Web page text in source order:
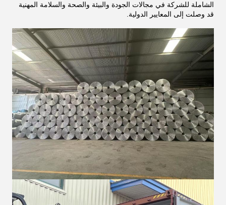
الشاملة للشركة في مجالات الجودة والبيئة والصحة والسلامة المهنية
قد وصلت إلى المعايير الدولية.